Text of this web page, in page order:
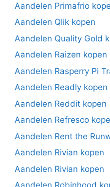
Aandelen Primafrio
Aandelen Qlik kopen
Aandelen Quality Gold
Aandelen Raizen kopen
Aandelen Rasperry Pi
Aandelen Readly kopen
Aandelen Reddit kopen
Aandelen Refresco
Aandelen Rent the
Aandelen Rivian kopen
Aandelen Rivian kopen